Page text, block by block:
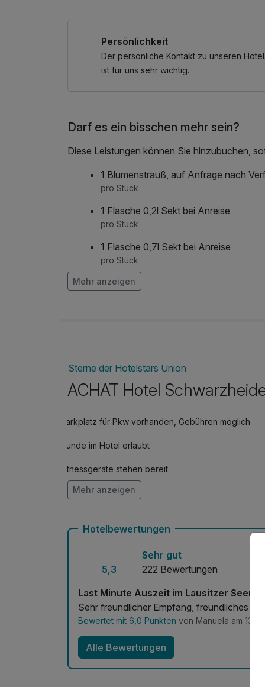
Persönlichkeit
Der persönliche Kontakt zu unseren
ist für uns sehr wichtig.
Darf es ein bisschen mehr sein?
Diese Leistungen können Sie hinzubuchen,
1 Blumenstrauß, auf Anfrage nach
pro Stück
1 Flasche 0,2l Sekt bei Anreise
pro Stück
1 Flasche 0,7l Sekt bei Anreise
pro Stück
Early Check-In ab 10 Uhr, auf Anfrage
Late Check-out bis 15 Uhr, auf Anfrage
Verfügbarkeit
pro Stück
Mehr anzeigen
Sterne der Hotelstars Union
ACHAT Hotel
Parkplatz für Pkw vorhanden, Gebühren möglich
Hunde im Hotel erlaubt
Fitnessgeräte stehen bereit
Mit Hotelbar
Mehr anzeigen
Hotelbewertungen
5,3
Sehr gut
222 Bewertungen
Last Minute Auszeit im Lausitzer
Sehr freundlicher Empfang, freundliches
Bewertet mit 6,0 Punkten von Manuela am
Alle Bewertungen